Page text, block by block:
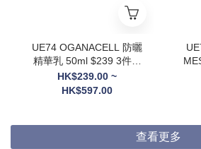
UE74 OGANACELL 防曬
精華乳 50ml $239 3件起
$199/1 買三支送6支
10ML旅行裝
HK$239.00 ~
HK$597.00
查看更多